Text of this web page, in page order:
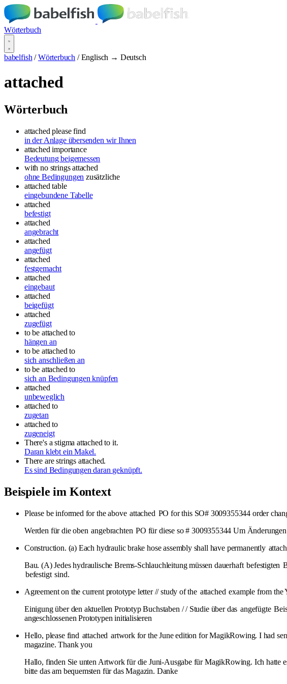
Wörterbuch
babelfish / Wörterbuch / Englisch → Deutsch
attached
Wörterbuch
attached please find
in der Anlage übersenden wir Ihnen
attached importance
Bedeutung beigemessen
with no strings attached
ohne Bedingungen zusätzliche
attached table
eingebundene Tabelle
attached
befestigt
attached
angebracht
attached
angefügt
attached
festgemacht
attached
eingebaut
attached
beigefügt
attached
zugefügt
to be attached to
hängen an
to be attached to
sich anschließen an
to be attached to
sich an Bedingungen knüpfen
attached
unbeweglich
attached to
zugetan
attached to
zugeneigt
There's a stigma attached to it.
Daran klebt ein Makel.
There are strings attached.
Es sind Bedingungen daran geknüpft.
Beispiele im Kontext
Please be informed for the above attached PO for this SO# 3009355344 order
Werden für die oben angebrachten PO für diese so # 3009355344 Um
Construction. (a) Each hydraulic brake hose assembly shall have permanently
Bau. (A) Jedes hydraulische Brems-Schlauchleitung müssen dauerhaft befestigten
befestigt sind.
Agreement on the current prototype letter // study of the attached example from the
Einigung über den aktuellen Prototyp Buchstaben / / Studie über das angefügte
angeschlossenen Prototypen initialisieren
Hello, please find attached artwork for the June edition for MagikRowing. I had
magazine. Thank you
Hallo, finden Sie unten Artwork für die Juni-Ausgabe für MagikRowing. Ich hatte
bitte das am bequemsten für das Magazin. Danke